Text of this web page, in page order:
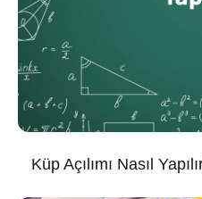
Küp Açılımı Nasıl